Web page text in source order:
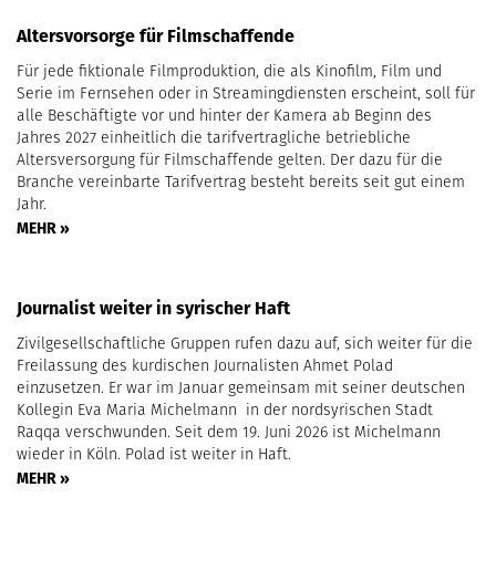
Altersvorsorge für Filmschaffende
Für jede fiktionale Filmproduktion, die als Kinofilm, Film und
Serie im Fernsehen oder in Streamingdiensten erscheint, soll für
alle Beschäftigte vor und hinter der Kamera ab Beginn des
Jahres 2027 einheitlich die tarifvertragliche betriebliche
Altersversorgung für Filmschaffende gelten. Der dazu für die
Branche vereinbarte Tarifvertrag besteht bereits seit gut einem
Jahr.
MEHR »
Journalist weiter in syrischer Haft
Zivilgesellschaftliche Gruppen rufen dazu auf, sich weiter für die
Freilassung des kurdischen Journalisten Ahmet Polad
einzusetzen. Er war im Januar gemeinsam mit seiner deutschen
Kollegin Eva Maria Michelmann in der nordsyrischen Stadt
Raqqa verschwunden. Seit dem 19. Juni 2026 ist Michelmann
wieder in Köln. Polad ist weiter in Haft.
MEHR »